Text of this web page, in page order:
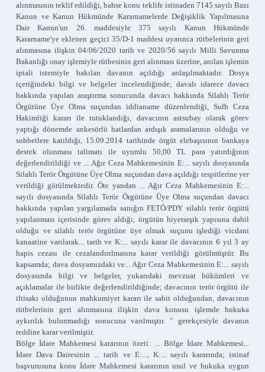
alınmasının teklif edildiği, bahse konu teklife istinaden 7145 sayılı Bazı
Kanun ve Kanun Hükmünde Kararnamelerde Değişiklik Yapılmasına
Dair Kanun'un 26. maddesiyle 375 sayılı Kanun Hükmünde
Kararname'ye eklenen geçici 35/D-1 maddesi uyarınca rütbelerinin geri
alınmasına ilişkin 04/06/2020 tarih ve 2020/56 sayılı Milli Savunma
Bakanlığı onay işlemiyle rütbesinin geri alınması üzerine, anılan işlemin
iptali istemiyle bakılan davanın açıldığı anlaşılmaktadır. Dosya
içeriğindeki bilgi ve belgeler incelendiğinde; davalı idarece davacı
hakkında yapılan araştırma sonucunda davacı hakkında Silahlı Terör
Örgütüne Üye Olma suçundan iddianame düzenlendiği, Sulh Ceza
Hakimliği kararı ile tutuklandığı, davacının astsubay olarak görev
yaptığı dönemde ankesörlü hatlardan ardışık aramalarının olduğu ve
sohbetlere katıldığı, 15.09.2014 tarihinde örgüt elebaşısının bankaya
destek olunması talimatı ile uyumlu 50,00 TL para yatırdığının
değerlendirildiği ve ... Ağır Ceza Mahkemesinin E:... sayılı dosyasında
Silahlı Terör Örgütüne Üye Olma suçundan dava açıldığı tespitlerine yer
verildiği görülmektedir. Öte yandan ... Ağır Ceza Mahkemesinin E:...
sayılı dosyasında Silahlı Terör Örgütüne Üye Olma suçundan davacı
hakkında yapılan yargılamada sanığın FETÖ/PDY silahlı terör örgütü
yapılanması içerisinde görev aldığı, örgütün hiyerarşik yapısına dahil
olduğu ve silahlı terör örgütüne üye olmak suçunu işlediği vicdani
kanaatine varılarak... tarih ve K:... sayılı karar ile davacının 6 yıl 3 ay
hapis cezası ile cezalandırılmasına karar verildiği görülmüştür. Bu
kapsamda; dava dosyamızdaki ve... Ağır Ceza Mahkemesinin E:... sayılı
dosyasında bilgi ve belgeler, yukarıdaki mevzuat hükümleri ve
açıklamalar ile birlikte değerlendirildiğinde; davacının terör örgütü ile
iltisakı olduğunun mahkumiyet kararı ile sabit olduğundan, davacının
rütbelerinin geri alınmasına ilişkin dava konusu işlemde hukuka
aykırılık bulunmadığı sonucuna varılmıştır. " gerekçesiyle davanın
reddine karar verilmiştir.
Bölge İdare Mahkemesi kararının özeti: ... Bölge İdare Mahkemesi...
İdare Dava Dairesinin ... tarih ve E:..., K:... sayılı kararında; istinaf
başvurusuna konu İdare Mahkemesi kararının usul ve hukuka uygun